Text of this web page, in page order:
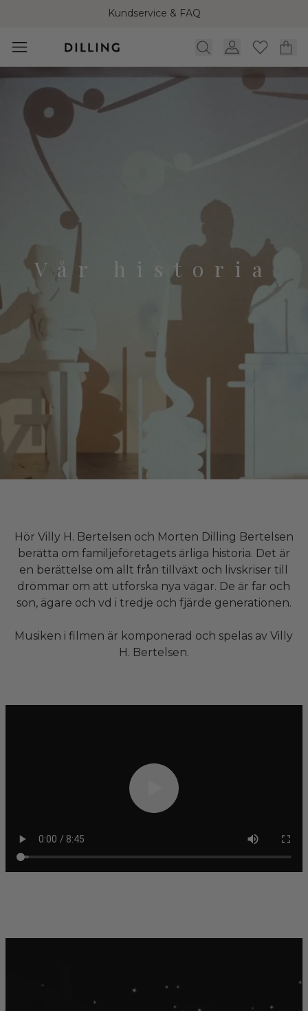
Kundservice & FAQ
Vår historia
Hör Villy H. Bertelsen och Morten Dilling Bertelsen
berätta om familjeföretagets ärliga historia. Det är
en berättelse om allt från tillväxt och livskriser till
drömmar om att utforska nya vägar. De är far och
son, ägare och vd i tredje och fjärde generationen.
Musiken i filmen är komponerad och spelas av Villy
H. Bertelsen.